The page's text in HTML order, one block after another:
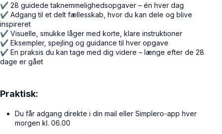
✔ 28 guidede taknemmelighedsopgaver – én hver dag
✔ Adgang til et delt fællesskab, hvor du kan dele og blive
inspireret
✔ Visuelle, smukke låger med korte, klare instruktioner
✔ Eksempler, spejling og guidance til hver opgave
✔ En praksis du kan tage med dig videre – længe efter de 28
dage er gået
Praktisk:
Du får adgang direkte i din mail eller Simplero-app hver
morgen kl. 06.00